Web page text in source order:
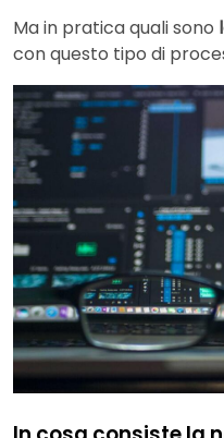
Ma in pratica quali sono
con questo tipo di